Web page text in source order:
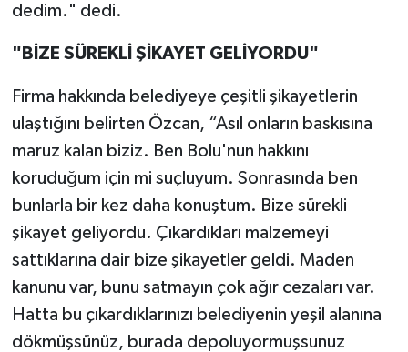
dedim." dedi.
"BİZE SÜREKLİ ŞİKAYET GELİYORDU"
Firma hakkında belediyeye çeşitli şikayetlerin
ulaştığını belirten Özcan, “Asıl onların baskısına
maruz kalan biziz. Ben Bolu'nun hakkını
koruduğum için mi suçluyum. Sonrasında ben
bunlarla bir kez daha konuştum. Bize sürekli
şikayet geliyordu. Çıkardıkları malzemeyi
sattıklarına dair bize şikayetler geldi. Maden
kanunu var, bunu satmayın çok ağır cezaları var.
Hatta bu çıkardıklarınızı belediyenin yeşil alanına
dökmüşsünüz, burada depoluyormuşsunuz